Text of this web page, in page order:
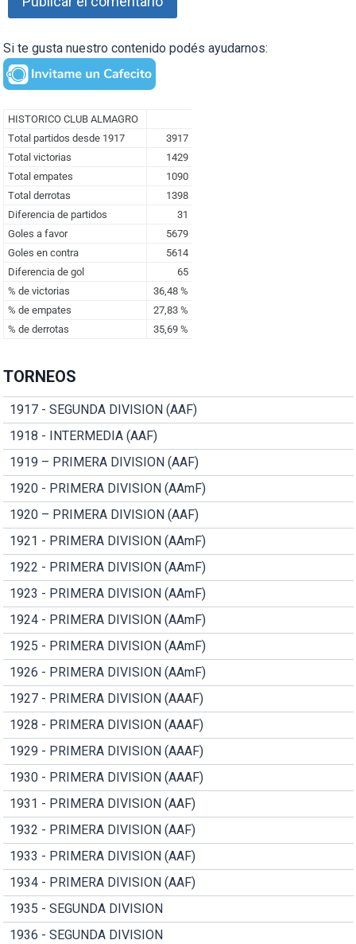
Si te gusta nuestro contenido podés ayudarnos:
TORNEOS
1917 - SEGUNDA DIVISION (AAF)
1918 - INTERMEDIA (AAF)
1919 – PRIMERA DIVISION (AAF)
1920 - PRIMERA DIVISION (AAmF)
1920 – PRIMERA DIVISION (AAF)
1921 - PRIMERA DIVISION (AAmF)
1922 - PRIMERA DIVISION (AAmF)
1923 - PRIMERA DIVISION (AAmF)
1924 - PRIMERA DIVISION (AAmF)
1925 - PRIMERA DIVISION (AAmF)
1926 - PRIMERA DIVISION (AAmF)
1927 - PRIMERA DIVISION (AAAF)
1928 - PRIMERA DIVISION (AAAF)
1929 - PRIMERA DIVISION (AAAF)
1930 - PRIMERA DIVISION (AAAF)
1931 - PRIMERA DIVISION (AAF)
1932 - PRIMERA DIVISION (AAF)
1933 - PRIMERA DIVISION (AAF)
1934 - PRIMERA DIVISION (AAF)
1935 - SEGUNDA DIVISION
1936 - SEGUNDA DIVISION